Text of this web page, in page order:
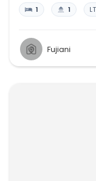
1 1
Fujiani